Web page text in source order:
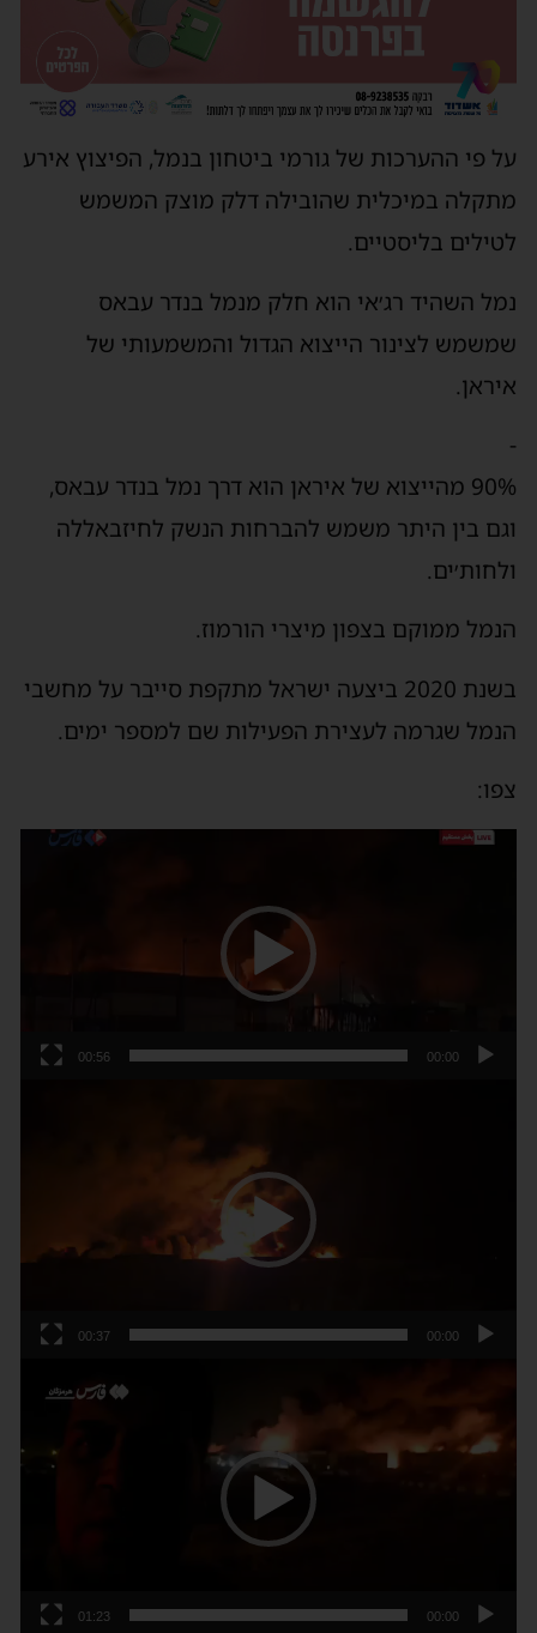
על פי ההערכות של גורמי ביטחון בנמל, הפיצוץ אירע
מתקלה במיכלית שהובילה דלק מוצק המשמש
לטילים בליסטיים.
נמל השהיד רג׳אי הוא חלק מנמל בנדר עבאס
שמשמש לצינור הייצוא הגדול והמשמעותי של
איראן.
-
90% מהייצוא של איראן הוא דרך נמל בנדר עבאס,
וגם בין היתר משמש להברחות הנשק לחיזבאללה
ולחות׳ים.
הנמל ממוקם בצפון מיצרי הורמוז.
בשנת 2020 ביצעה ישראל מתקפת סייבר על מחשבי
הנמל שגרמה לעצירת הפעילות שם למספר ימים.
צפו:
נגן
00:00
00:56
00:00
00:37
וידאו
00:00
01:23